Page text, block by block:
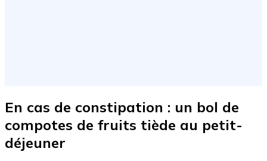
En cas de constipation : un bol de
compotes de fruits tiède au petit-
déjeuner